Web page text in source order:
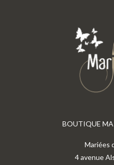
BOUTIQUE
Mariées
4 avenue